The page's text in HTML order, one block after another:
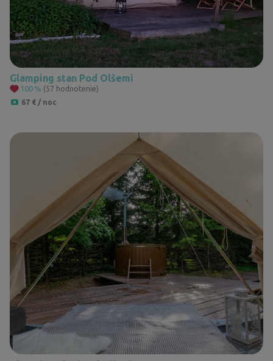
Glamping stan Pod Olšemi
100 % (57 hodnotenie)
67 € / noc
4
2
2
2
4
5
5